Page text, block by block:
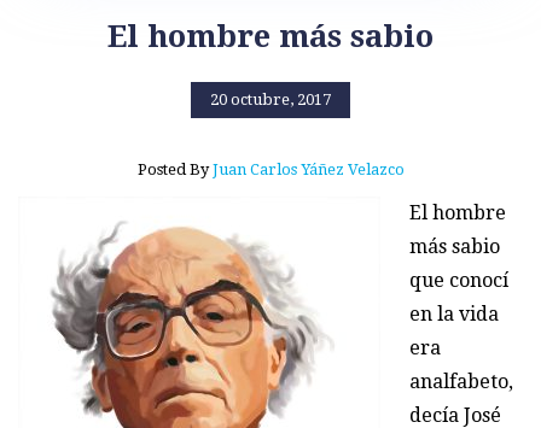
El hombre más sabio
20 octubre, 2017
Posted ByJuan Carlos Yáñez Velazco
El hombre
más sabio
que conocí
en la vida
era
analfabeto,
decía José